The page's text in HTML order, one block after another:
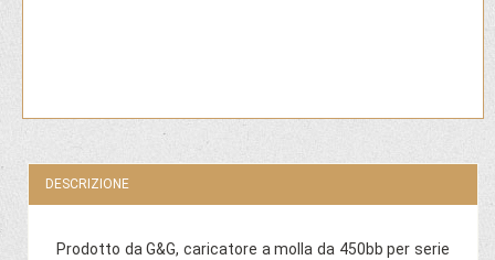
DESCRIZIONE
Prodotto da G&G, caricatore a molla da 450bb per serie